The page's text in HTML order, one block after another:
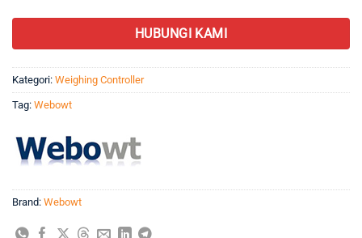
HUBUNGI KAMI
Kategori: Weighing Controller
Tag: Webowt
Brand: Webowt